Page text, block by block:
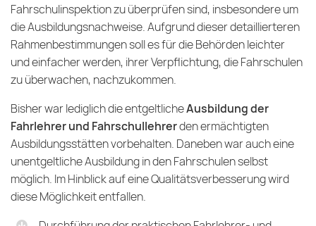
Fahrschulinspektion zu überprüfen sind, insbesondere um
die Ausbildungsnachweise. Aufgrund dieser detaillierteren
Rahmenbestimmungen soll es für die Behörden leichter
und einfacher werden, ihrer Verpflichtung, die Fahrschulen
zu überwachen, nachzukommen.
Bisher war lediglich die entgeltlicheAusbildung der
Fahrlehrer und Fahrschullehrerden ermächtigten
Ausbildungsstätten vorbehalten. Daneben war auch eine
unentgeltliche Ausbildung in den Fahrschulen selbst
möglich. Im Hinblick auf eine Qualitätsverbesserung wird
diese Möglichkeit entfallen.